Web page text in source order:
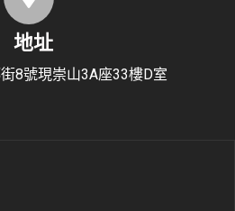
地址
8號現崇山3A座33樓D室